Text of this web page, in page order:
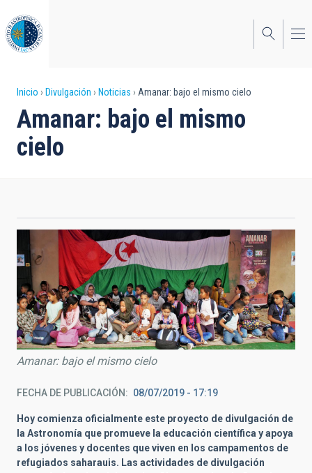
al
contenido
principal
Sobrescribir
enlaces
de
la
navegación
Inicio Divulgación Noticias Amanar: bajo el mismo cielo
Amanar: bajo el mismo
cielo
Amanar: bajo el mismo cielo
FECHA DE PUBLICACIÓN 08/07/2019 - 17:19
Hoy comienza oficialmente este proyecto de divulgación de
la Astronomía que promueve la educación científica y apoya
a los jóvenes y docentes que viven en los campamentos de
refugiados saharauis. Las actividades de divulgación